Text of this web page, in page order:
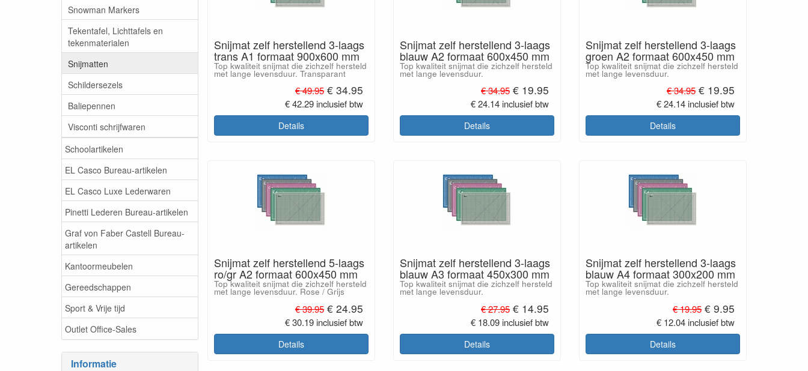
Snowman Markers
Tekentafel, Lichttafels en
tekenmaterialen
Snijmatten
Schildersezels
Baliepennen
Visconti schrijfwaren
Schoolartikelen
EL Casco Bureau-artikelen
EL Casco Luxe Lederwaren
Pinetti Lederen Bureau-artikelen
Graf von Faber Castell Bureau-
artikelen
Kantoormeubelen
Gereedschappen
Sport & Vrije tijd
Outlet Office-Sales
Informatie
Snijmat zelf herstellend 3-laags
trans A1 formaat 900x600 mm
Top kwaliteit snijmat die zichzelf hersteld
met lange levensduur. Transparant
€ 49.95 € 34.95
€ 42.29 inclusief btw
Details
Snijmat zelf herstellend 3-laags
blauw A2 formaat 600x450 mm
Top kwaliteit snijmat die zichzelf hersteld
met lange levensduur.
€ 34.95 € 19.95
€ 24.14 inclusief btw
Details
Snijmat zelf herstellend 3-laags
groen A2 formaat 600x450 mm
Top kwaliteit snijmat die zichzelf hersteld
met lange levensduur.
€ 34.95 € 19.95
€ 24.14 inclusief btw
Details
Snijmat zelf herstellend 5-laags
ro/gr A2 formaat 600x450 mm
Top kwaliteit snijmat die zichzelf hersteld
met lange levensduur. Rose / Grijs
€ 39.95 € 24.95
€ 30.19 inclusief btw
Details
Snijmat zelf herstellend 3-laags
blauw A3 formaat 450x300 mm
Top kwaliteit snijmat die zichzelf hersteld
met lange levensduur.
€ 27.95 € 14.95
€ 18.09 inclusief btw
Details
Snijmat zelf herstellend 3-laags
blauw A4 formaat 300x200 mm
Top kwaliteit snijmat die zichzelf hersteld
met lange levensduur.
€ 19.95 € 9.95
€ 12.04 inclusief btw
Details